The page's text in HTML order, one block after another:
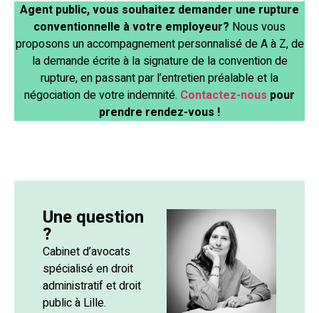
Agent public, vous souhaitez demander une rupture
conventionnelle à votre employeur? Nous vous
proposons un accompagnement personnalisé de A à Z, de
la demande écrite à la signature de la convention de
rupture, en passant par l’entretien préalable et la
négociation de votre indemnité. Contactez-nous pour
prendre rendez-vous !
Une question
?
Cabinet d’avocats
spécialisé en droit
administratif et droit
public à Lille.